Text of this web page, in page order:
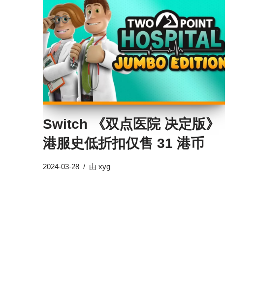
Switch 《双点医院 决定版》
港服史低折扣仅售 31 港币
2024-03-28 由 xyg